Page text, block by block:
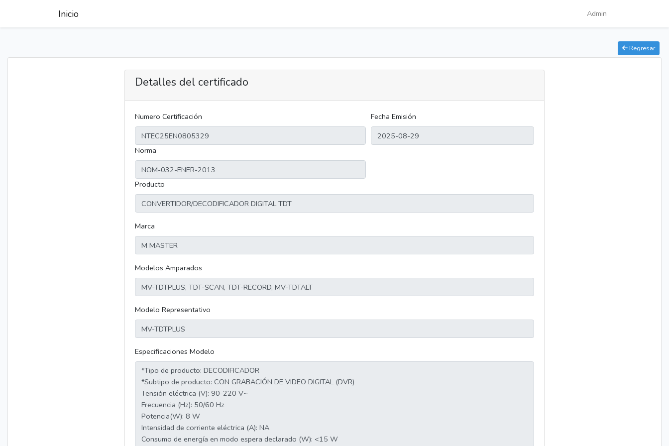
Inicio Admin
Regresar
Detalles del certificado
Numero Certificación Fecha Emisión
Norma
Producto
Marca
Modelos Amparados
Modelo Representativo
Especificaciones Modelo